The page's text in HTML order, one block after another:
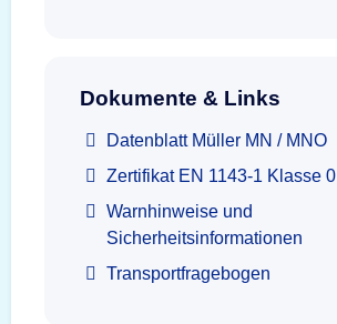
Dokumente & Links
Datenblatt Müller MN / MNO
Zertifikat EN 1143-1 Klasse 0
Warnhinweise und
Sicherheitsinformationen
Transportfragebogen